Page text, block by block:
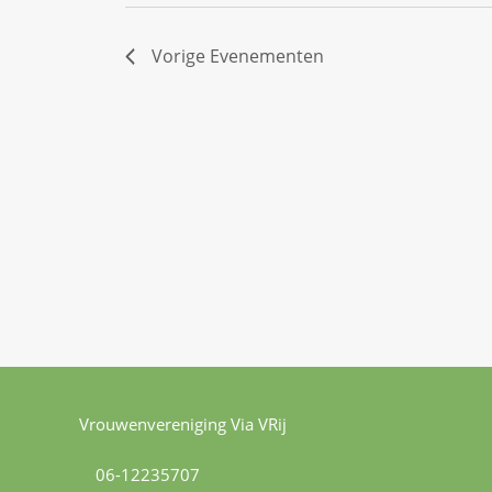
Vorige Evenementen
Vrouwenvereniging Via VRij
06-12235707